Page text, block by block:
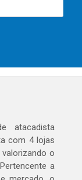
atacadista
com 4 lojas
o
a